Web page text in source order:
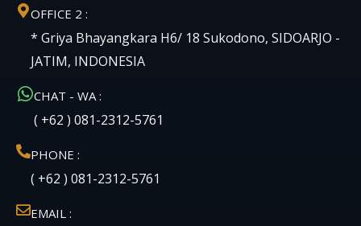
OFFICE 2 :
* Griya Bhayangkara H6/ 18 Sukodono, SIDOARJO -
JATIM, INDONESIA
CHAT - WA :
( +62 ) 081-2312-5761
PHONE :
( +62 ) 081-2312-5761
EMAIL :